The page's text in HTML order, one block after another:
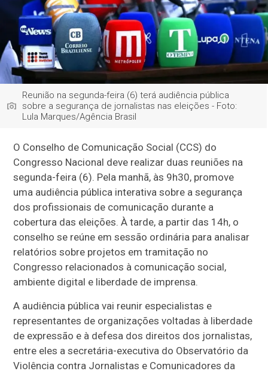
Reunião na segunda-feira (6) terá audiência pública
sobre a segurança de jornalistas nas eleições - Foto:
Lula Marques/Agência Brasil
O Conselho de Comunicação Social (CCS) do
Congresso Nacional deve realizar duas reuniões na
segunda-feira (6). Pela manhã, às 9h30, promove
uma audiência pública interativa sobre a segurança
dos profissionais de comunicação durante a
cobertura das eleições. À tarde, a partir das 14h, o
conselho se reúne em sessão ordinária para analisar
relatórios sobre projetos em tramitação no
Congresso relacionados à comunicação social,
ambiente digital e liberdade de imprensa.
A audiência pública vai reunir especialistas e
representantes de organizações voltadas à liberdade
de expressão e à defesa dos direitos dos jornalistas,
entre eles a secretária-executiva do Observatório da
Violência contra Jornalistas e Comunicadores da